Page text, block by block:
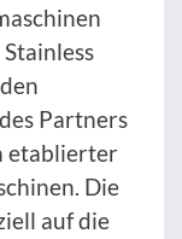
Partners
etablierter
Die
auf die